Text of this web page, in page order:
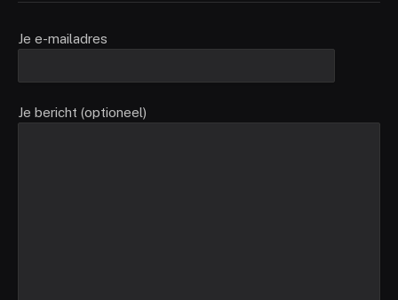
Je e-mailadres
Je bericht (optioneel)